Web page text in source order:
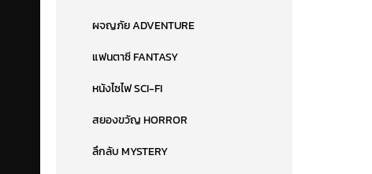
ผจญภัย ADVENTURE
แฟนตาซี FANTASY
หนังไซไฟ SCI-FI
สยองขวัญ HORROR
ลึกลับ MYSTERY